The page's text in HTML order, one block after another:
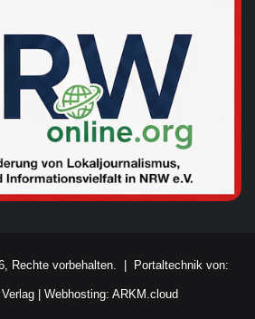
Rechte vorbehalten. | Portaltechnik von:
Webhosting: ARKM.cloud